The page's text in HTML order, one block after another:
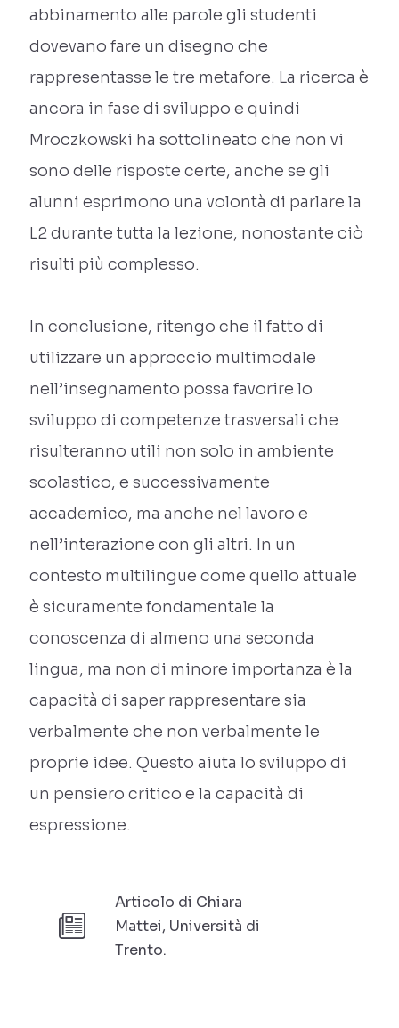
abbinamento alle parole gli studenti
dovevano fare un disegno che
rappresentasse le tre metafore. La ricerca è
ancora in fase di sviluppo e quindi
Mroczkowski ha sottolineato che non vi
sono delle risposte certe, anche se gli
alunni esprimono una volontà di parlare la
L2 durante tutta la lezione, nonostante ciò
risulti più complesso.
In conclusione, ritengo che il fatto di
utilizzare un approccio multimodale
nell’insegnamento possa favorire lo
sviluppo di competenze trasversali che
risulteranno utili non solo in ambiente
scolastico, e successivamente
accademico, ma anche nel lavoro e
nell’interazione con gli altri. In un
contesto multilingue come quello attuale
è sicuramente fondamentale la
conoscenza di almeno una seconda
lingua, ma non di minore importanza è la
capacità di saper rappresentare sia
verbalmente che non verbalmente le
proprie idee. Questo aiuta lo sviluppo di
un pensiero critico e la capacità di
espressione.
Articolo di Chiara
Mattei, Università di
Trento.